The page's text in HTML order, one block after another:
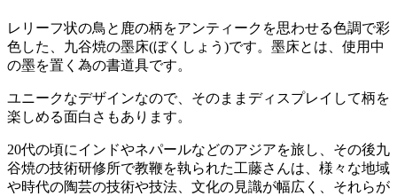
レリーフ状の鳥と鹿の柄をアンティークを思わせる色調で彩
色した、九谷焼の墨床(ぼくしょう)です。墨床とは、使用中
の墨を置く為の書道具です。
ユニークなデザインなので、そのままディスプレイして柄を
楽しめる面白さもあります。
20代の頃にインドやネパールなどのアジアを旅し、その後九
谷焼の技術研修所で教鞭を執られた工藤さんは、様々な地域
や時代の陶芸の技術や技法、文化の見識が幅広く、それらが